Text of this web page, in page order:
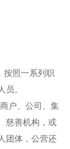
照一系列职
员。
户、公司、集
慈善机构，或
团体，公营还